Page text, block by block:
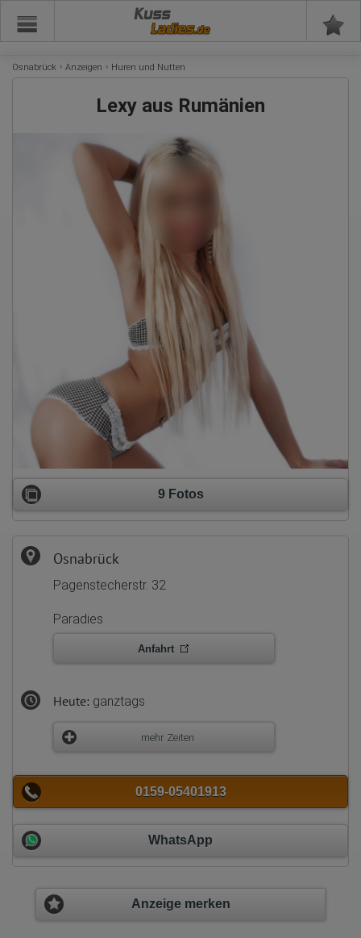
Kuss
Osnabrück Anzeigen Huren und Nutten
Lexy aus Rumänien
9 Fotos
Osnabrück
Pagenstecherstr. 32
Paradies
Anfahrt
Heute: ganztags
mehr Zeiten
0159-05401913
WhatsApp
Anzeige merken